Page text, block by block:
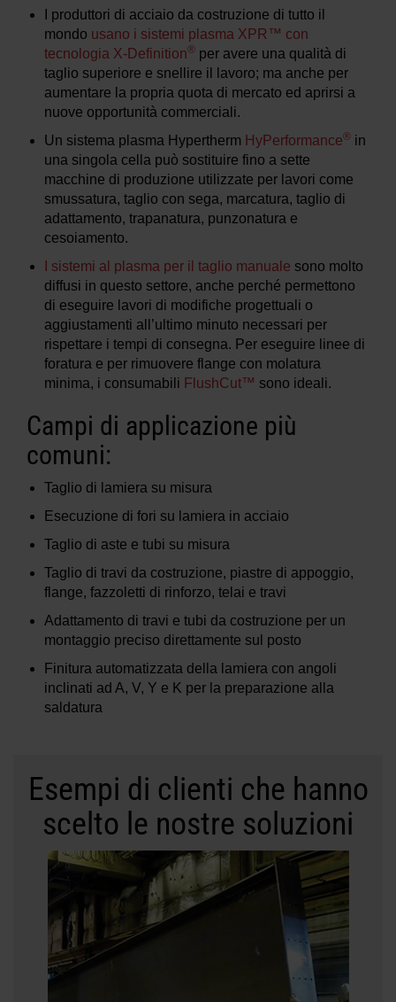
I produttori di acciaio da costruzione di tutto il
mondo usano i sistemi plasma XPR™ con
tecnologia X-Definition® per avere una qualità di
taglio superiore e snellire il lavoro; ma anche per
aumentare la propria quota di mercato ed aprirsi a
nuove opportunità commerciali.
Un sistema plasma Hypertherm HyPerformance® in
una singola cella può sostituire fino a sette
macchine di produzione utilizzate per lavori come
smussatura, taglio con sega, marcatura, taglio di
adattamento, trapanatura, punzonatura e
cesoiamento.
I sistemi al plasma per il taglio manuale sono molto
diffusi in questo settore, anche perché permettono
di eseguire lavori di modifiche progettuali o
aggiustamenti all’ultimo minuto necessari per
rispettare i tempi di consegna. Per eseguire linee di
foratura e per rimuovere flange con molatura
minima, i consumabili FlushCut™ sono ideali.
Campi di applicazione più
comuni:
Taglio di lamiera su misura
Esecuzione di fori su lamiera in acciaio
Taglio di aste e tubi su misura
Taglio di travi da costruzione, piastre di appoggio,
flange, fazzoletti di rinforzo, telai e travi
Adattamento di travi e tubi da costruzione per un
montaggio preciso direttamente sul posto
Finitura automatizzata della lamiera con angoli
inclinati ad A, V, Y e K per la preparazione alla
saldatura
Esempi di clienti che hanno
scelto le nostre soluzioni